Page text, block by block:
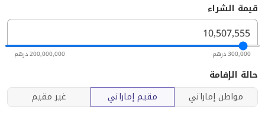
قيمة الشراء
300,000 درهم 200,000,000 درهم
حالة الإقامة
مواطن إماراتي
مقيم إماراتي غير مقيم